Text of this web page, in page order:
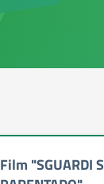
Film "SGUARDI